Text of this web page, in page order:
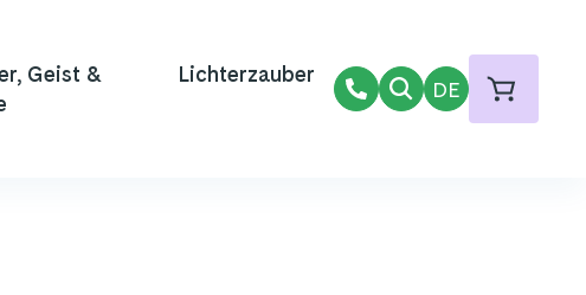
Geist &
Lichterzauber
DE